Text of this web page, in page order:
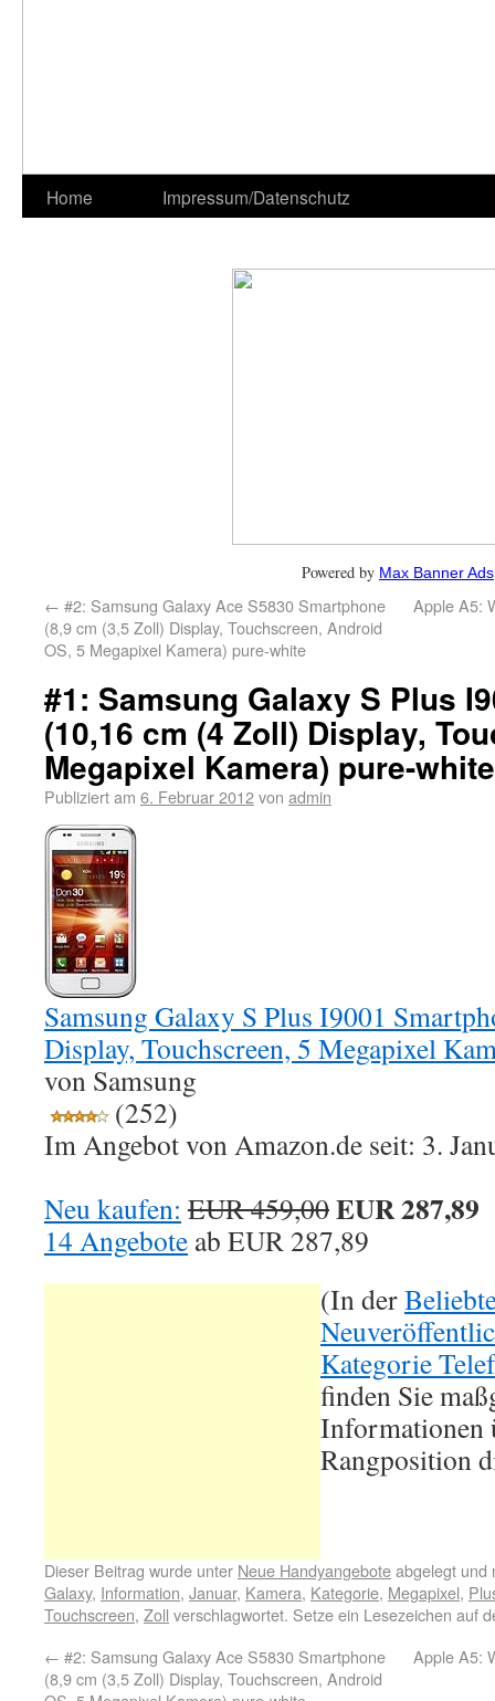
Home Impressum/Datenschutz
Powered by Max Banner Ads
← #2: Samsung Galaxy Ace S5830 Smartphone
(8,9 cm (3,5 Zoll) Display, Touchscreen, Android
OS, 5 Megapixel Kamera) pure-white
Apple A5:
#1: Samsung Galaxy S Plus
(10,16 cm (4 Zoll) Display,
Megapixel Kamera) pure-white
Publiziert am 6. Februar 2012von admin
Samsung Galaxy S Plus I9001
Display, Touchscreen, 5 Megapixel
von Samsung
(252)
Im Angebot von Amazon.de seit: 3.
Neu kaufen: EUR 459,00EUR 287,89
14 Angebote ab EUR 287,89
(In der
Kategorie
finden Sie
Informationen
Rangposition
Dieser Beitrag wurde unter Neue Handyangeboteabgelegt und
Galaxy, Information, Januar, Kamera, Kategorie, Megapixel,
Touchscreen, Zoll verschlagwortet. Setze ein Lesezeichen auf
← #2: Samsung Galaxy Ace S5830 Smartphone
(8,9 cm (3,5 Zoll) Display, Touchscreen, Android
Apple A5: